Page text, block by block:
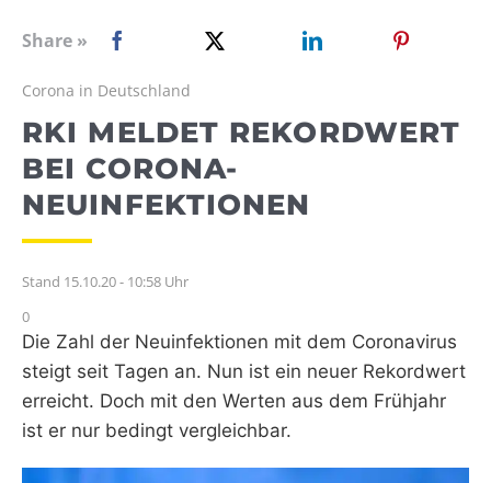
WEBRADIO
Share »
Corona in Deutschland
RKI MELDET REKORDWERT
BEI CORONA-
NEUINFEKTIONEN
Stand 15.10.20 - 10:58 Uhr
0
Die Zahl der Neuinfektionen mit dem Coronavirus
steigt seit Tagen an. Nun ist ein neuer Rekordwert
erreicht. Doch mit den Werten aus dem Frühjahr
ist er nur bedingt vergleichbar.